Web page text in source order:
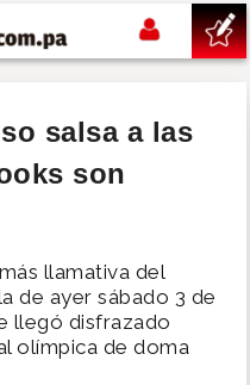
salsa a las
son
llamativa del
de ayer sábado 3 de
llegó disfrazado
olímpica de doma